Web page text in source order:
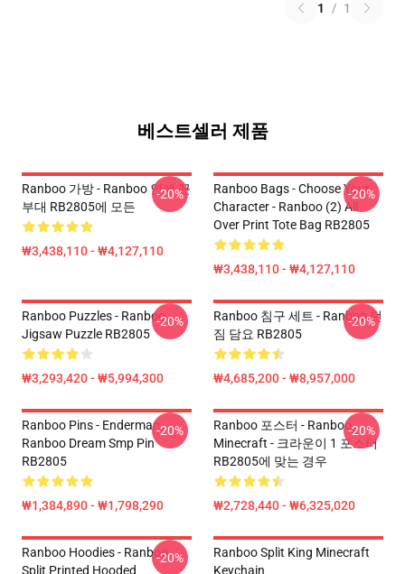
1 / 1
베스트셀러 제품
Ranboo 가방 - Ranboo 인쇄 끈
부대 RB2805에 모든
₩3,438,110 - ₩4,127,110
-20%
Ranboo Bags - Choose Your
Character - Ranboo (2) All
Over Print Tote Bag RB2805
₩3,438,110 - ₩4,127,110
-20%
Ranboo Puzzles - Ranboo
Jigsaw Puzzle RB2805
₩3,293,420 - ₩5,994,300
-20%
Ranboo 침구 세트 - Ranboo 던
짐 담요 RB2805
₩4,685,200 - ₩8,957,000
-20%
Ranboo Pins - Enderman
Ranboo Dream Smp Pin
RB2805
₩1,384,890 - ₩1,798,290
-20%
Ranboo 포스터 - Ranboo
Minecraft - 크라운이 1 포스터
RB2805에 맞는 경우
₩2,728,440 - ₩6,325,020
-20%
Ranboo Hoodies - Ranboo
Split Printed Hooded
-20%
Ranboo Split King Minecraft
Keychain